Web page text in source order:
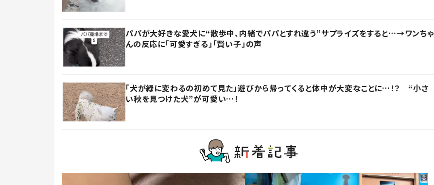
パパが大好きな愛犬に“散歩中、内緒でパパとすれ違う”サプライズをすると…→ワンちゃ
んの反応に「可愛すぎる」「賢い子」の声
「犬が緑に変わるの初めて見た」遊びから帰ってくると体中が大変なことに…！？ “小さ
い秋を見つけた犬”が可愛い…！